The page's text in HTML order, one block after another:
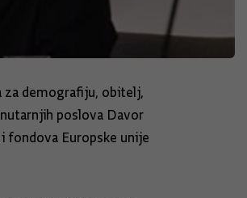
za demografiju, obitelj,
poslova Davor
fondova Europske unije